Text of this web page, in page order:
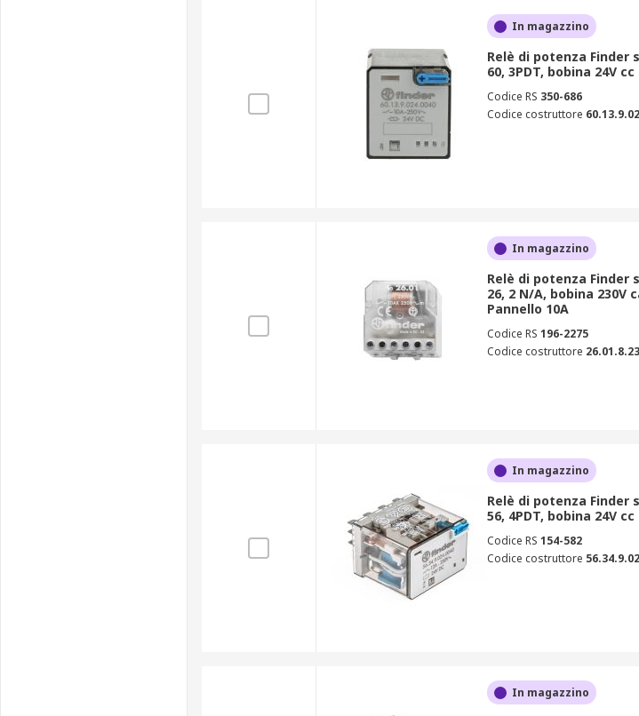
In magazzino
Relè di potenza Finder
60, 3PDT, bobina 24V cc
Codice RS 350-686
Codice costruttore
In magazzino
Relè di potenza Finder
26, 2 N/A, bobina 230V
Pannello 10A
Codice RS 196-2275
Codice costruttore
In magazzino
Relè di potenza Finder
56, 4PDT, bobina 24V cc
Codice RS 154-582
Codice costruttore
In magazzino